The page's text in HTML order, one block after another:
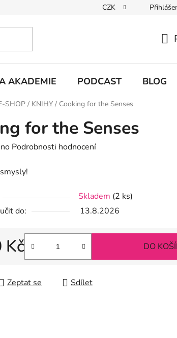
CZK
AKADEMIE PODCAST BLOG
SHOP / KNIHY / Cooking for the Senses
for the Senses
Podrobnosti hodnocení
Skladem (2 ks)
do:
13.8.2026
Kč DO
Zeptat se Sdílet